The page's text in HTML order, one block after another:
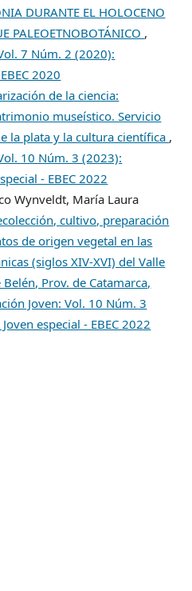
DURANTE EL HOLOCENO
PALEOETNOBOTÁNICO ,
7 Núm. 2 (2020):
2020
de la ciencia:
museístico. Servicio
la plata y la cultura científica ,
10 Núm. 3 (2023):
- EBEC 2022
Wynveldt, María Laura
cultivo, preparación
de origen vegetal en las
(siglos XIV-XVI) del Valle
Prov. de Catamarca,
Joven: Vol. 10 Núm. 3
especial - EBEC 2022